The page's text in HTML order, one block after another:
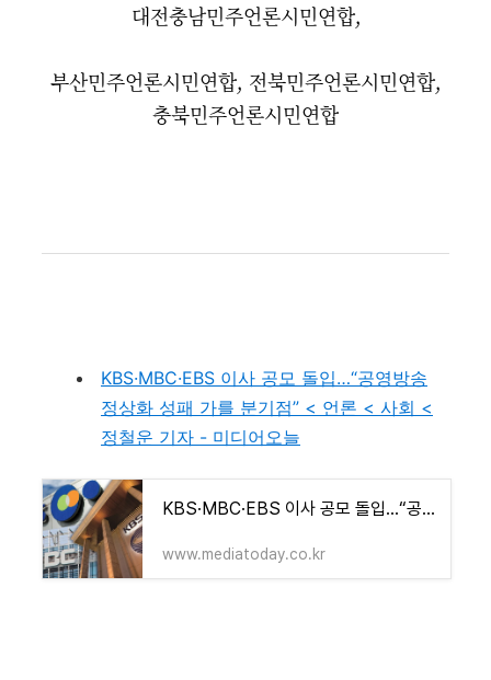
대전충남민주언론시민연합,
부산민주언론시민연합, 전북민주언론시민연합,
충북민주언론시민연합
KBS·MBC·EBS 이사 공모 돌입…“공영방송
정상화 성패 가를 분기점” < 언론 < 사회 <
정철운 기자 - 미디어오늘
KBS·MBC·EBS 이사 공모 돌입…“공영방송 정상화 성패 가를 분기점” - 미디어오늘
www.mediatoday.co.kr